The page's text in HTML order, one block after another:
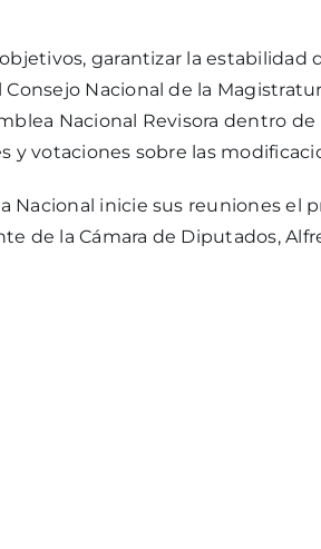
garantizar la
Nacional de la
Nacional Revisora dentro
y votaciones sobre las
Nacional inicie sus reuniones el
de la Cámara de Diputados,